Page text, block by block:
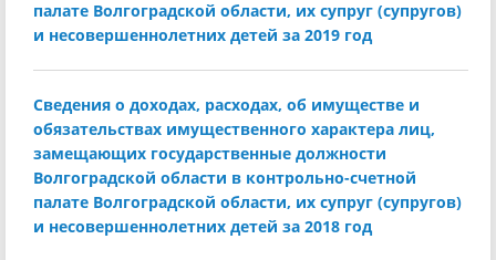
палате Волгоградской области, их супруг (супругов)
и несовершеннолетних детей за 2019 год
Сведения о доходах, расходах, об имуществе и
обязательствах имущественного характера лиц,
замещающих государственные должности
Волгоградской области в контрольно-счетной
палате Волгоградской области, их супруг (супругов)
и несовершеннолетних детей за 2018 год